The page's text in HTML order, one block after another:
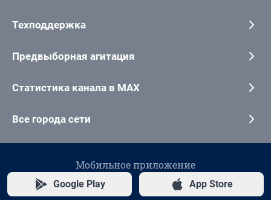
Техподдержка
Предвыборная агитация
Статистика канала в MAX
Все города сети
Мобильное приложение
Google Play App Store